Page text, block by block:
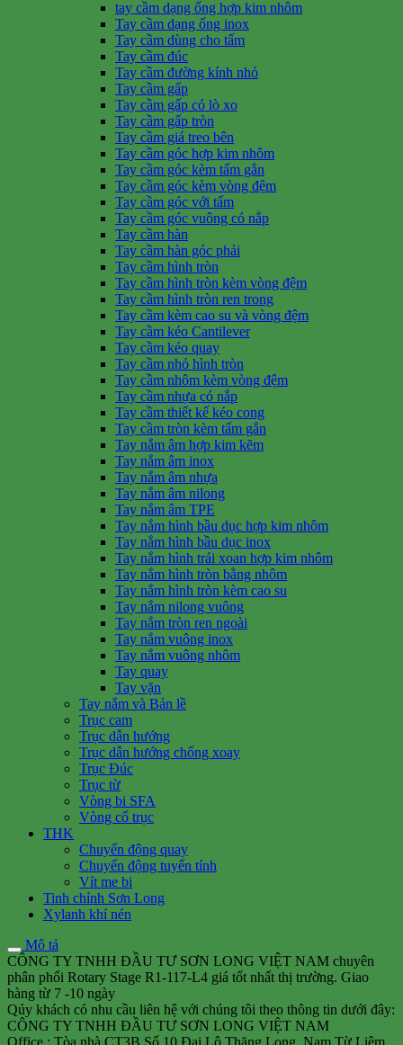
tay cầm dạng ống hợp kim nhôm
Tay cầm dạng ống inox
Tay cầm dùng cho tấm
Tay cầm đúc
Tay cầm đường kính nhỏ
Tay cầm gấp
Tay cầm gấp có lò xo
Tay cầm gấp tròn
Tay cầm giá treo bên
Tay cầm góc hợp kim nhôm
Tay cầm góc kèm tấm gắn
Tay cầm góc kèm vòng đệm
Tay cầm góc với tấm
Tay cầm góc vuông có nắp
Tay cầm hàn
Tay cầm hàn góc phải
Tay cầm hình tròn
Tay cầm hình tròn kèm vòng đệm
Tay cầm hình tròn ren trong
Tay cầm kèm cao su và vòng đệm
Tay cầm kéo Cantilever
Tay cầm kéo quay
Tay cầm nhỏ hình tròn
Tay cầm nhôm kèm vòng đệm
Tay cầm nhựa có nắp
Tay cầm thiết kế kéo cong
Tay cầm tròn kèm tấm gắn
Tay nắm âm hợp kim kẽm
Tay nắm âm inox
Tay nắm âm nhựa
Tay nắm âm nilong
Tay nắm âm TPE
Tay nắm hình bầu dục hợp kim nhôm
Tay nắm hình bầu dục inox
Tay nắm hình trái xoan hợp kim nhôm
Tay nắm hình tròn bằng nhôm
Tay nắm hình tròn kèm cao su
Tay nắm nilong vuông
Tay nắm tròn ren ngoài
Tay nắm vuông inox
Tay nắm vuông nhôm
Tay quay
Tay vặn
Tay nắm và Bản lề
Trục cam
Trục dẫn hướng
Trục dẫn hướng chống xoay
Trục Đúc
Trục từ
Vòng bi SFA
Vòng cổ trục
THK
Chuyển động quay
Chuyển động tuyến tính
Vít me bi
Tinh chỉnh Sơn Long
Xylanh khí nén
Mô tả
CÔNG TY TNHH ĐẦU TƯ SƠN LONG VIỆT NAM chuyên
phân phối Rotary Stage R1-117-L4 giá tốt nhất thị trường. Giao
hàng từ 7 -10 ngày
Qúy khách có nhu cầu liên hệ với chúng tôi theo thông tin dưới đây:
CÔNG TY TNHH ĐẦU TƯ SƠN LONG VIỆT NAM
Office : Tòa nhà CT3B Số 10 Đại Lộ Thăng Long, Nam Từ Liêm,